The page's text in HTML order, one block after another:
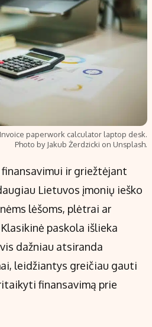
Indėlių skaičiuoklė
Būsto finansai
Įdomios naujienos
Invoice paperwork calculator laptop desk.
Photo by Jakub Żerdzicki on Unsplash.
ir griežtėjant
Lietuvos įmonių ieško
lėšoms, plėtrai ar
paskola išlieka
dažniau atsiranda
leidžiantys greičiau gauti
finansavimą prie